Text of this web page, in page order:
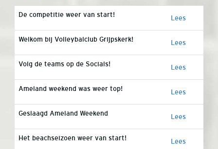
De competitie weer van start! Lees
Welkom bij Volleybalclub Grijpskerk! Lees
Volg de teams op de Socials! Lees
Ameland weekend was weer top! Lees
Geslaagd Ameland Weekend Lees
Het beachseizoen weer van start! Lees